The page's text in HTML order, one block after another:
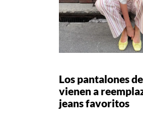
Los pantalones
vienen a
jeans favoritos